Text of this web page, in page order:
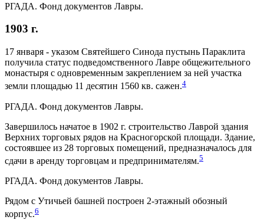
РГАДА. Фонд документов Лавры.
1903 г.
17 января - указом Святейшего Синода пустынь Параклита
получила статус подведомственного Лавре общежительного
монастыря с одновременным закреплением за ней участка
земли площадью 11 десятин 1560 кв. сажен.4
РГАДА. Фонд документов Лавры.
Завершилось начатое в 1902 г. строительство Лаврой здания
Верхних торговых рядов на Красногорской площади. Здание,
состоявшее из 28 торговых помещений, предназначалось для
сдачи в аренду торговцам и предпринимателям.5
РГАДА. Фонд документов Лавры.
Рядом с Утичьей башней построен 2-этажный обозный
корпус.6